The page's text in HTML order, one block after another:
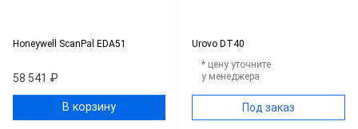
Honeywell ScanPal EDA51
58 541 ₽
В корзину
Urovo DT40
* цену уточните
у менеджера
Под заказ